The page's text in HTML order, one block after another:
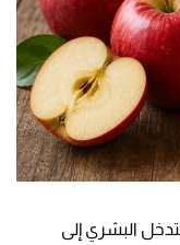
البشري إلى